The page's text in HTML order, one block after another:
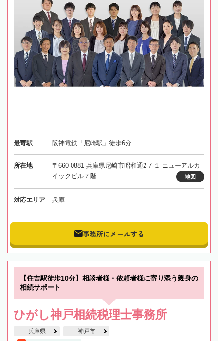
最寄駅 阪神電鉄「尼崎駅」徒歩6分
所在地
〒660-0881 兵庫県尼崎市昭和通2-7-１ ニューアルカ
イックビル７階
地図
対応エリア 兵庫
事務所にメールする
【住吉駅徒歩10分】相談者様・依頼者様に寄り添う親身の
相続サポート
ひがし神戸相続税理士事務所
兵庫県 神戸市